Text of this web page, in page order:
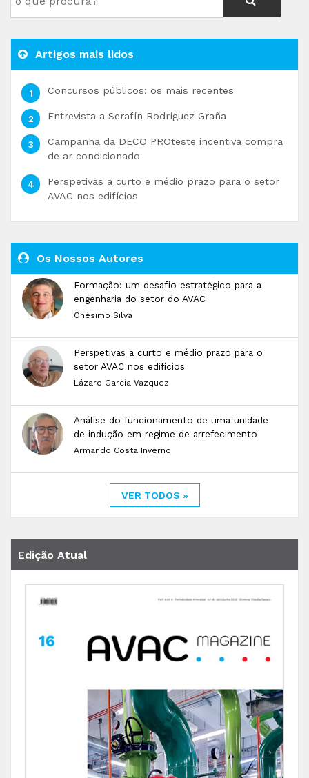
Artigos mais lidos
Concursos públicos: os mais recentes
Entrevista a Serafín Rodríguez Graña
Campanha da DECO PROteste incentiva compra
de ar condicionado
Perspetivas a curto e médio prazo para o setor
AVAC nos edifícios
Os Nossos Autores
Formação: um desafio estratégico para a
engenharia do setor do AVAC
Onésimo Silva
Perspetivas a curto e médio prazo para o
setor AVAC nos edifícios
Lázaro Garcia Vazquez
Análise do funcionamento de uma unidade
de indução em regime de arrefecimento
Armando Costa Inverno
VER TODOS »
Edição Atual